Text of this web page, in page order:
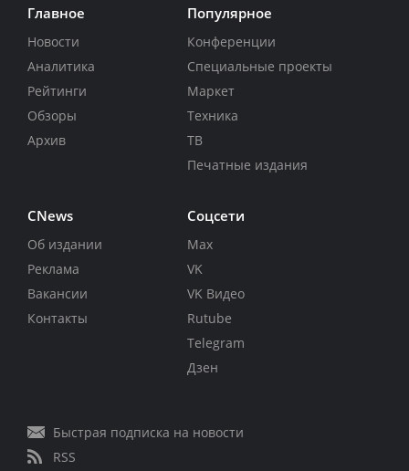
Главное
Новости
Аналитика
Рейтинги
Обзоры
Архив
Популярное
Конференции
Специальные проекты
Маркет
Техника
ТВ
Печатные издания
CNews
Об издании
Реклама
Вакансии
Контакты
Соцсети
Max
VK
VK Видео
Rutube
Telegram
Дзен
Быстрая подписка на новости
RSS